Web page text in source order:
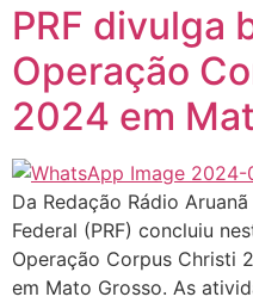
PRF divulga
Operação
2024 em
Da Redação Rádio
Federal (PRF) concluiu
Operação Corpus Christi
em Mato Grosso. As